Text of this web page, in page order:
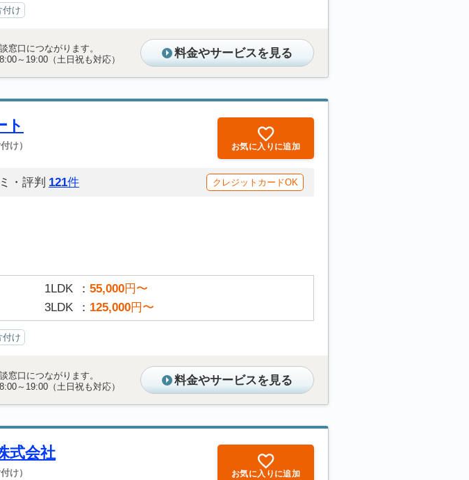
付け
窓口につながります。
～19:00（土日祝も対応）
料金やサービスを見る
ト
け） お気に入りに追加
・評判 121件 クレジットカードOK
1LDK 55,000円〜
3LDK 125,000円〜
付け
窓口につながります。
～19:00（土日祝も対応）
料金やサービスを見る
式会社
け） お気に入りに追加